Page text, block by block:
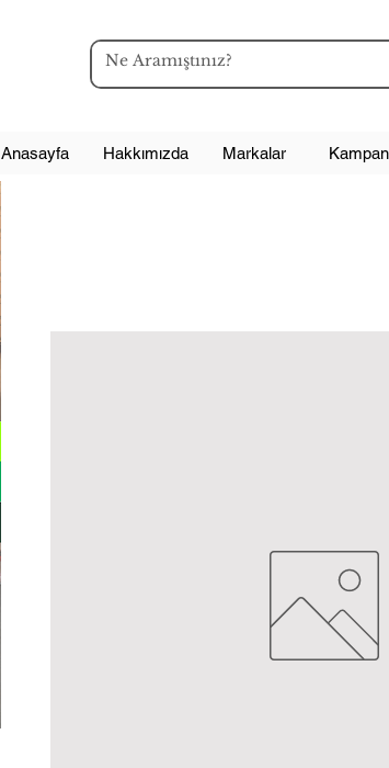
Anasayfa Hakkımızda Markalar